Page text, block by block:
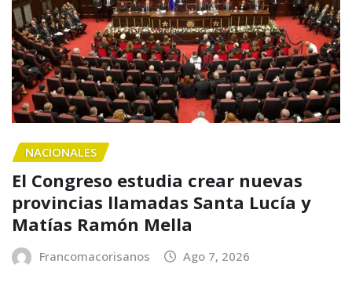
NACIONALES
El Congreso estudia crear nuevas
provincias llamadas Santa Lucía y
Matías Ramón Mella
Francomacorisanos Ago 7, 2026